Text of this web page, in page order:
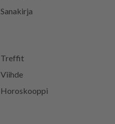
Treffit
Viihde
Horoskooppi
Sanakirja